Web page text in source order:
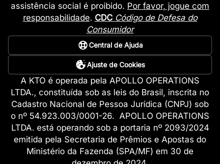
assistência social é proibido. Por favor, jogue com
responsabilidade. CDC Código de Defesa do
Consumidor
Central de Ajuda
Ajuste de Cookies
A KTO é operada pela APOLLO OPERATIONS
LTDA., constituída sob as leis do Brasil, inscrita no
Cadastro Nacional de Pessoa Jurídica (CNPJ) sob
o nº 54.923.003/0001-26. APOLLO OPERATIONS
LTDA. está operando sob a portaria nº 2093/2024
emitida pela Secretaria de Prêmios e Apostas do
Ministério da Fazenda (SPA/MF) em 30 de